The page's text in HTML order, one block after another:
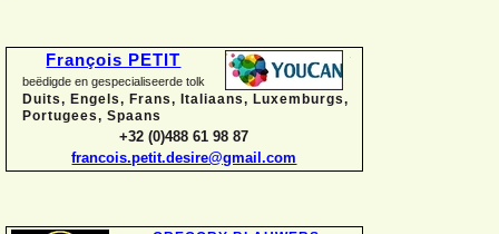
François PETIT
beëdigde en gespecialiseerde tolk
Duits, Engels, Frans, Italiaans, Luxemburgs,
Portugees, Spaans
+32 (0)488 61 98 87
francois.petit.desire@gmail.com